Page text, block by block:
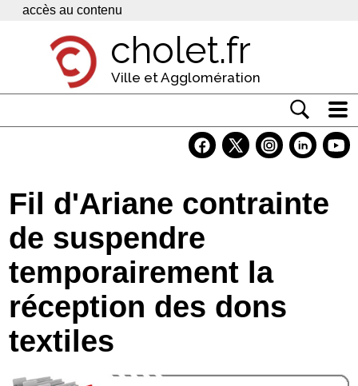
Panneau de gestion des cookies
accès au contenu
cholet.fr
Ville et Agglomération
Economie
Services
Contacts
Fil d'Ariane contrainte
de suspendre
temporairement la
réception des dons
textiles